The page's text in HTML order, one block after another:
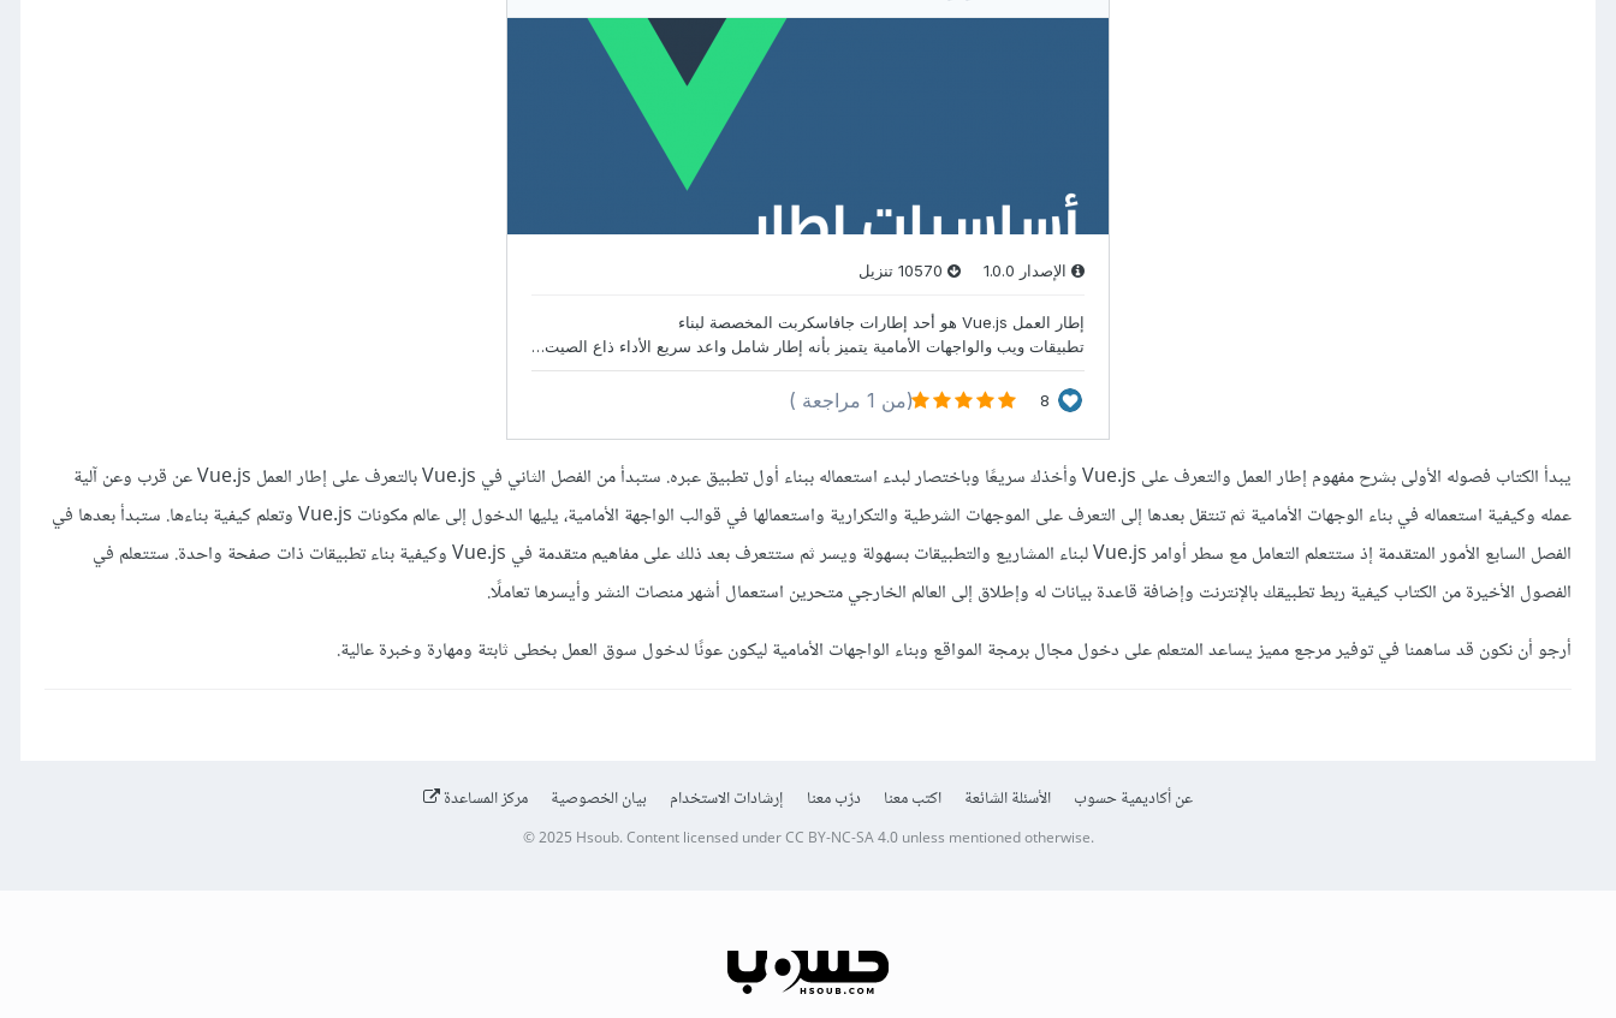
يبدأ الكتاب فصوله الأولى بشرح مفهوم إطار العمل والتعرف على Vue.js وأخذك سريعًا وباختصار لبدء استعماله ببناء أول تطبيق عبره. ستبدأ من الفصل الثاني في Vue.js بالتعرف على إطار العمل Vue.js عن قرب وعن آلية
عمله وكيفية استعماله في بناء الوجهات الأمامية ثم تنتقل بعدها إلى التعرف على الموجهات الشرطية والتكرارية واستعمالها في قوالب الواجهة الأمامية، يليها الدخول إلى عالم مكونات Vue.js وتعلم كيفية بناءها. ستبدأ بعدها في
الفصل السابع الأمور المتقدمة إذ ستتعلم التعامل مع سطر أوامر Vue.js لبناء المشاريع والتطبيقات بسهولة ويسر ثم ستتعرف بعد ذلك على مفاهيم متقدمة في Vue.js وكيفية بناء تطبيقات ذات صفحة واحدة. ستتعلم في
الفصول الأخيرة من الكتاب كيفية ربط تطبيقك بالإنترنت وإضافة قاعدة بيانات له وإطلاق إلى العالم الخارجي متحرين استعمال أشهر منصات النشر وأيسرها تعاملًا.
أرجو أن نكون قد ساهمنا في توفير مرجع مميز يساعد المتعلم على دخول مجال برمجة المواقع وبناء الواجهات الأمامية ليكون عونًا لدخول سوق العمل بخطى ثابتة ومهارة وخبرة عالية.
عن أكاديمية حسوب الأسئلة الشائعة اكتب معنا درّب معنا إرشادات الاستخدام بيان الخصوصية مركز المساعدة
© 2025 Hsoub.Content licensed underCC BY-NC-SA 4.0unless mentioned otherwise.